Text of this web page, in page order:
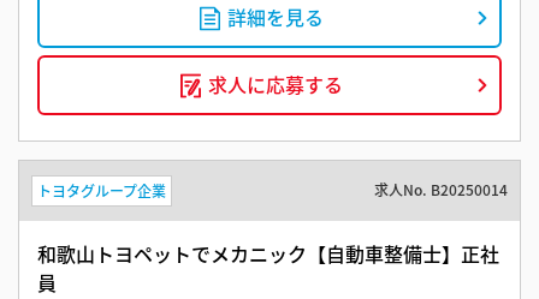
詳細を見る
求人に応募する
トヨタグループ企業 求人No. B20250014
和歌山トヨペットでメカニック【自動車整備士】正社
員